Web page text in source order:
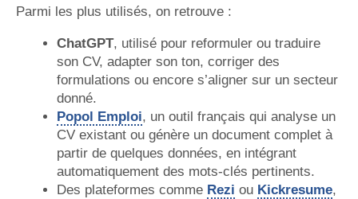
Parmi les plus utilisés, on retrouve :
ChatGPT, utilisé pour reformuler ou traduire
son CV, adapter son ton, corriger des
formulations ou encore s’aligner sur un secteur
donné.
Popol Emploi, un outil français qui analyse un
CV existant ou génère un document complet à
partir de quelques données, en intégrant
automatiquement des mots-clés pertinents.
Des plateformes comme Rezi ou Kickresume,